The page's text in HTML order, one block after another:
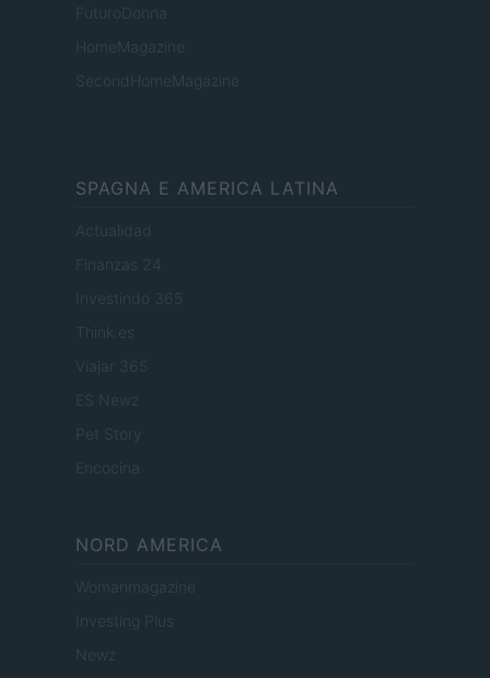
FuturoDonna
HomeMagazine
SecondHomeMagazine
SPAGNA E AMERICA LATINA
Actualidad
Finanzas 24
Investindo 365
Think.es
Viajar 365
ES Newz
Pet Story
Encocina
NORD AMERICA
Womanmagazine
Investing Plus
Newz